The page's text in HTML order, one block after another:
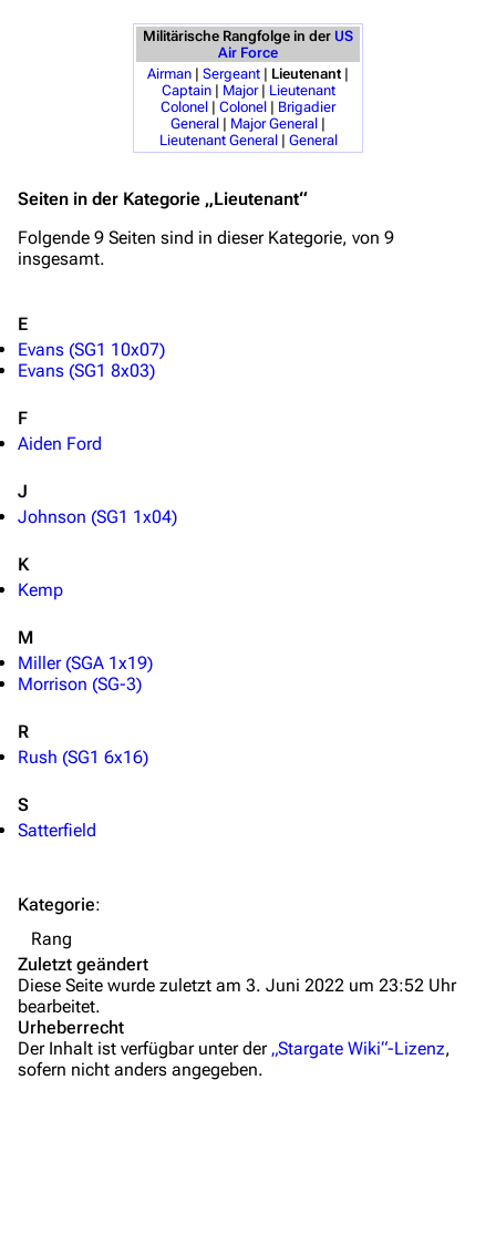
Stargate Atlantis
Stargate Universe
Stargate Origins
Stargate Infinity
Personen
Zeitleiste
Hilfe
Themengruppen
Administrations-Übersicht
Vandalismus melden
Militärische Rangfolge in der US
Air Force
Airman | Sergeant | Lieutenant |
Captain| Major| Lieutenant
Colonel | Colonel | Brigadier
General | Major General |
Lieutenant General | General
Seiten in der Kategorie „Lieutenant“
Folgende 9 Seiten sind in dieser Kategorie, von 9
insgesamt.
E
Evans (SG1 10x07)
Evans (SG1 8x03)
F
Aiden Ford
J
Johnson (SG1 1x04)
K
Kemp
M
Miller (SGA 1x19)
Morrison (SG-3)
R
Rush (SG1 6x16)
S
Satterfield
Kategorie:
Rang
Zuletzt geändert
Diese Seite wurde zuletzt am 3. Juni 2022 um 23:52 Uhr
bearbeitet.
Urheberrecht
Der Inhalt ist verfügbar unter der „Stargate Wiki“-Lizenz,
sofern nicht anders angegeben.